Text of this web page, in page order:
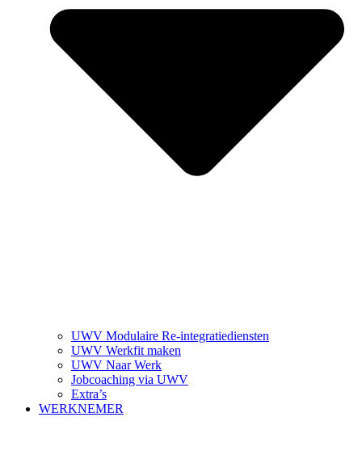
UWV Modulaire Re-integratiediensten
UWV Werkfit maken
UWV Naar Werk
Jobcoaching via UWV
Extra’s
WERKNEMER